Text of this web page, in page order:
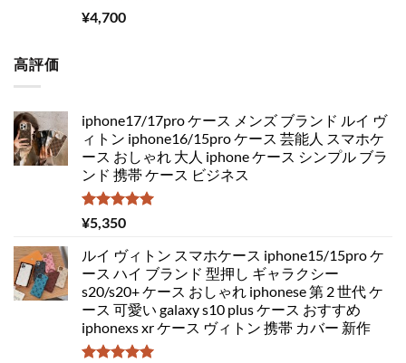
5段階中
5.00
¥4,700
高評価
iphone17/17pro ケース メンズ ブランド ルイ ヴ
ィトン iphone16/15pro ケース 芸能人 スマホケ
ース おしゃれ 大人 iphone ケース シンプル ブラ
ンド 携帯 ケース ビジネス
5段階中
5.00
¥5,350
ルイ ヴィトン スマホケース iphone15/15pro ケ
ース ハイ ブランド 型押し ギャラクシー
s20/s20+ ケース おしゃれ iphonese 第 2 世代 ケ
ース 可愛い galaxy s10 plus ケース おすすめ
iphonexs xr ケース ヴィトン 携帯 カバー 新作